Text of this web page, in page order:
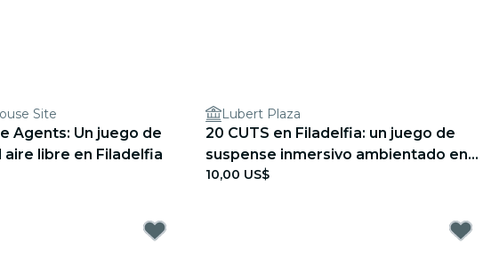
Site
Agents: Un juego de
aire libre en Filadelfia
Lubert Plaza
20 CUTS en Filadelfia: un juego de
suspense inmersivo ambientado en
el mundo real
10,00 US$